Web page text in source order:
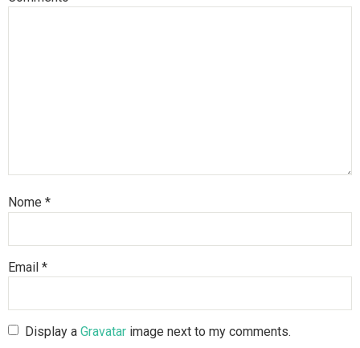
Nome *
Email *
Display aGravatar image next to my comments.